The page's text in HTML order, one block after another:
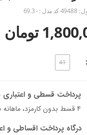
:
49488کد مدل :- 69.3
تومان
41
پرداخت قسطی و اعتباری
۴ قسط بدون کارمزد، ماهانه ۴۵۰٬۰۰۰ تومان
درگاه پرداخت اقساطی و